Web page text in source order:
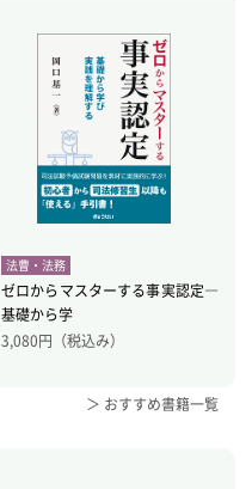
法曹・法務
ゼロからマスターする事実認定―
基礎から学
3,080円（税込み）
＞ おすすめ書籍一覧